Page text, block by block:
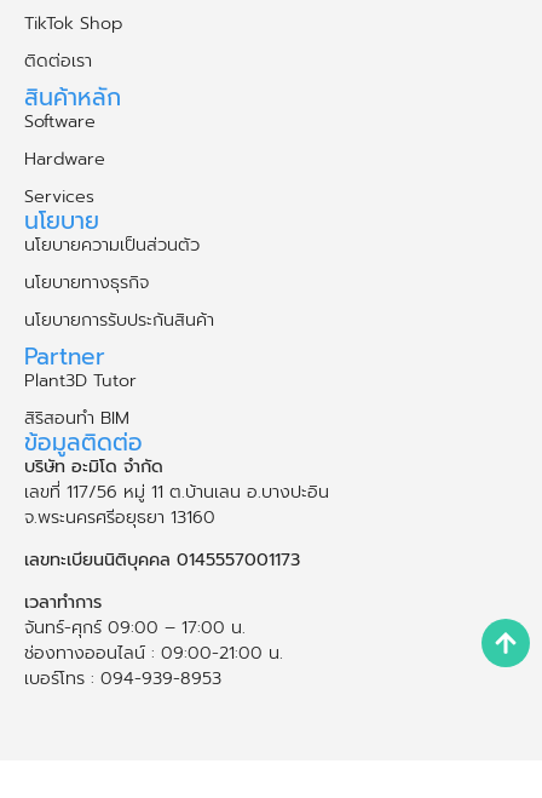
TikTok Shop
ติดต่อเรา
สินค้าหลัก
Software
Hardware
Services
นโยบาย
นโยบายความเป็นส่วนตัว
นโยบายทางธุรกิจ
นโยบายการรับประกันสินค้า
Partner
Plant3D Tutor
สิริสอนทำ BIM
ข้อมูลติดต่อ
บริษัท อะมิโด จำกัด
เลขที่ 117/56 หมู่ 11 ต.บ้านเลน อ.บางปะอิน
จ.พระนคร​ศรี​อยุธยา​ 13160
เลขทะเบียนนิติบุคคล 0145557001173
เวลาทำการ
จันทร์-ศุกร์ 09:00 – 17:00 น.
ช่องทางออนไลน์ : 09:00-21:00 น.
เบอร์โทร : 094-939-8953